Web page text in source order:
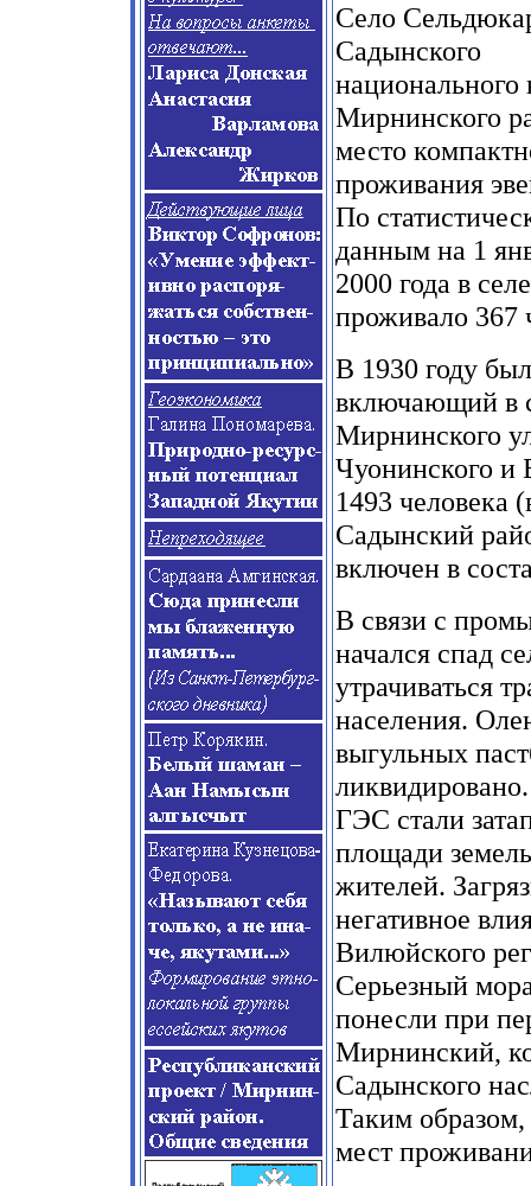
Село
Садынского
национального
Мирнинского
место
проживания
По
данным на 1
2000 года в селе
проживало 367
В 1930 году
включающий в
Мирнинского
Чуонинского и
1493 человека
Садынский
включен в
В связи с
начался спад
утрачиваться
населения.
выгульных
ГЭС стали
площади
жителей.
негативное
Вилюйского
Серьезный
понесли при
Мирнинский,
Садынского
Таким
мест